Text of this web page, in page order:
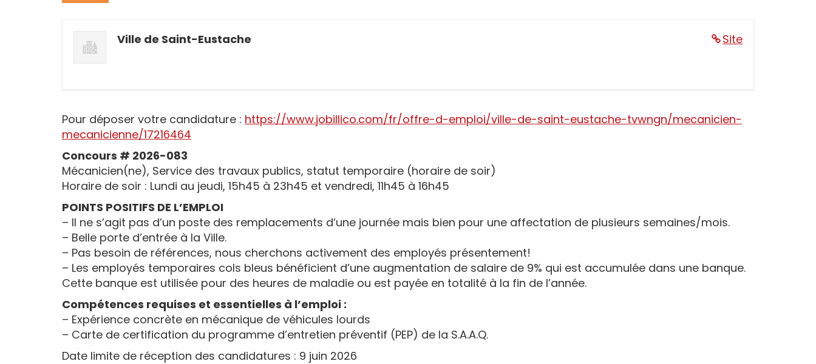
Site
Ville de Saint-Eustache
Pour déposer votre candidature : https://www.jobillico.com/fr/offre-d-emploi/ville-de-saint-eustache-tvwngn/mecanicien-
mecanicienne/17216464
Concours # 2026-083
Mécanicien(ne), Service des travaux publics, statut temporaire (horaire de soir)
Horaire de soir : Lundi au jeudi, 15h45 à 23h45 et vendredi, 11h45 à 16h45
POINTS POSITIFS DE L’EMPLOI
– Il ne s’agit pas d’un poste des remplacements d’une journée mais bien pour une affectation de plusieurs semaines/mois.
– Belle porte d’entrée à la Ville.
– Pas besoin de références, nous cherchons activement des employés présentement!
– Les employés temporaires cols bleus bénéficient d’une augmentation de salaire de 9% qui est accumulée dans une banque.
Cette banque est utilisée pour des heures de maladie ou est payée en totalité à la fin de l’année.
Compétences requises et essentielles à l’emploi :
– Expérience concrète en mécanique de véhicules lourds
– Carte de certification du programme d’entretien préventif (PEP) de la S.A.A.Q.
Date limite de réception des candidatures : 9 juin 2026